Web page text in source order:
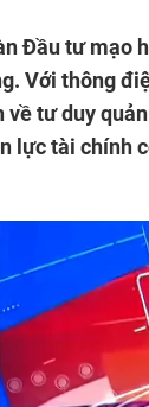
Đầu tư mạo
Với thông
tư duy
lực tài chính